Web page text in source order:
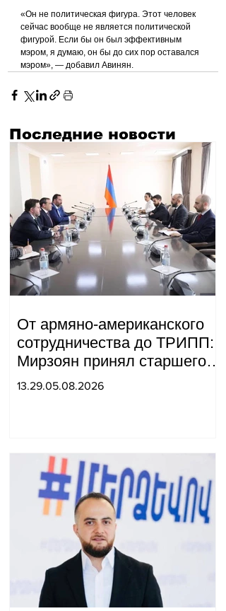
«Он не политическая фигура. Этот человек
сейчас вообще не является политической
фигурой. Если бы он был эффективным
мэром, я думаю, он бы до сих пор оставался
мэром», — добавил Авинян.
Последние новости
От армяно-американского
сотрудничества до ТРИПП:
Мирзоян принял старшего
советника специального
13.29.05.08.2026